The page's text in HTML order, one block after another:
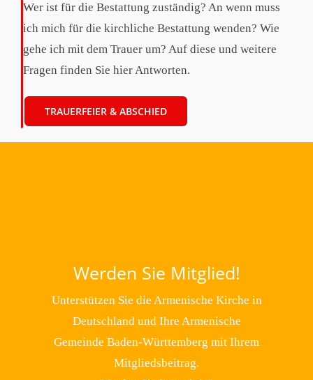
Wer ist für die Bestattung zuständig? An wenn muss
ich mich für die kirchliche Bestattung wenden? Wie
gehe ich mit dem Trauer um? Auf diese und weitere
Fragen finden Sie hier Antworten.
TRAUERFEIER & ABSCHIED
Werden Sie Mitglied!
Unterstützen Sie die Armenische Kirche in
Deutschland und Ihre Armenische
Gemeinde Baden-Württemberg mit Ihrem
Mitgliedsbeitrag.